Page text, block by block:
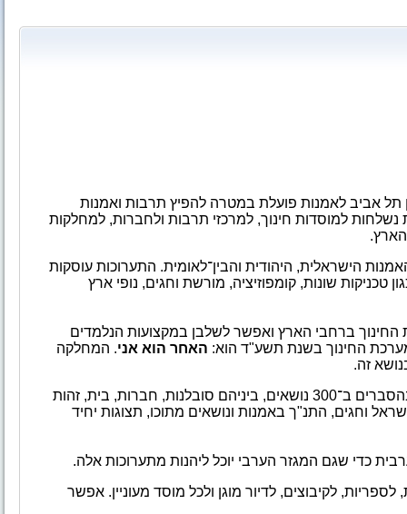
תל אביב לאמנות פועלת במטרה להפיץ תרבות ואמנות
נשלחות למוסדות חינוך, למרכזי תרבות ולחברות, למחלקות
הארץ.
הישראלית, היהודית והבין־לאומית. התערוכות עוסקות
טכניקות שונות, קומפוזיציה, מורשת וחגים, נופי ארץ
החינוך ברחבי הארץ ואפשר לשלבן במקצועות הנלמדים
החינוך בשנת תשע"ד הוא: האחר הוא אני. המחלקה
זה.
נושאים, ביניהם
סובלנות, חברות, בית, זהות
וחגים, התנ"ך באמנות ונושאים מתוכו, תצוגות יחיד
כדי שגם המגזר הערבי יוכל ליהנות מתערוכות אלה.
לקיבוצים, לדיור מוגן ולכל מוסד מעוניין. אפשר